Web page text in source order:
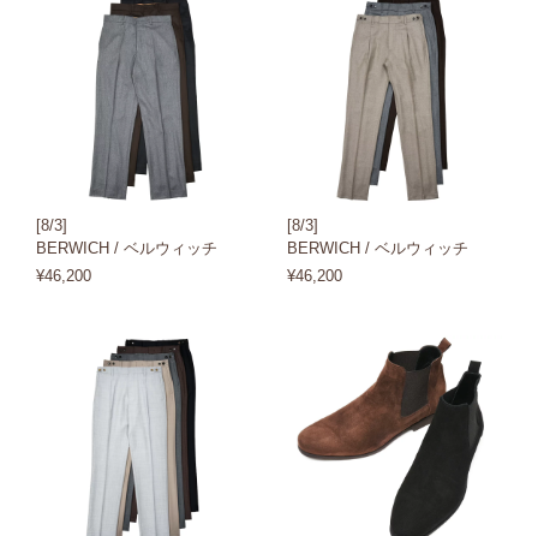
[8/3]
BERWICH / ベルウィッチ
¥46,200
[8/3]
BERWICH / ベルウィッチ
¥46,200